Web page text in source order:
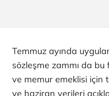
Temmuz ayında
sözleşme zammı da
ve memur emeklisi için
ve haziran verileri